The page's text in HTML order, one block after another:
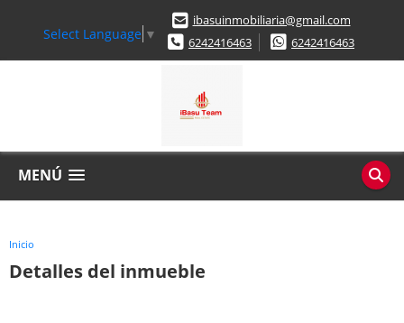
Select Language ▼
ibasuinmobiliaria@gmail.com
6242416463
6242416463
MENÚ
Inicio
Detalles del inmueble